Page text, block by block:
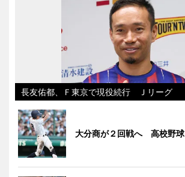
長友佑都、Ｆ東京で現役続行 Ｊリーグ
大分商が２回戦へ 高校野球